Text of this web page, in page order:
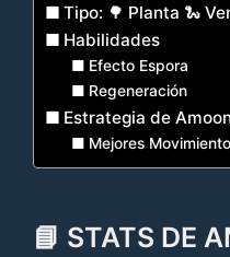
Tipo: 🌳 Planta 🐍
Habilidades
Efecto Espora
Regeneración
Estrategia de
Mejores
📘 STATS DE